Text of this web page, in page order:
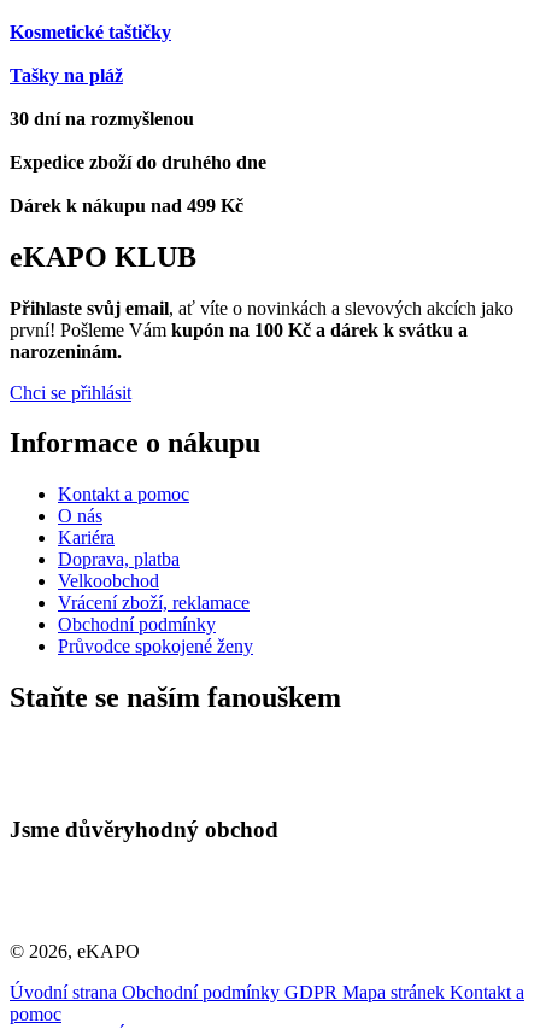
Kosmetické taštičky
Tašky na pláž
30 dní na rozmyšlenou
Expedice zboží do druhého dne
Dárek k nákupu nad 499 Kč
eKAPO KLUB
Přihlaste svůj email, ať víte o novinkách a slevových akcích jako
první! Pošleme Vám kupón na 100 Kč a dárek k svátku a
narozeninám.
Chci se přihlásit
Informace o nákupu
Kontakt a pomoc
O nás
Kariéra
Doprava, platba
Velkoobchod
Vrácení zboží, reklamace
Obchodní podmínky
Průvodce spokojené ženy
Staňte se naším fanouškem
Jsme důvěryhodný obchod
© 2026, eKAPO
Úvodní strana Obchodní podmínky GDPR Mapa stránek Kontakt a
pomoc